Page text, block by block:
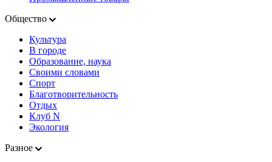
Общество
Культура
В городе
Образование, наука
Своими словами
Спорт
Благотворительность
Отдых
Клуб N
Экология
Разное